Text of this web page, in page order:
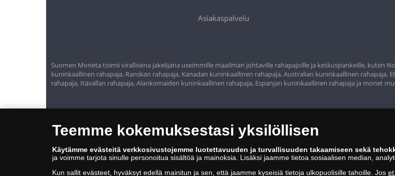
Asiakaspalvelu
Suomen Moneta toimii virallisena jakelijana useimmille maailman johtaville rahapajoille ja keskuspankeille, kuten
kuninkaallinen rahapaja, Ranskan rahapaja, Kanadan kuninkaallinen rahapaja, Australian kuninkaallinen rahapaja,
rahapaja, Itävallan rahapaja, Alankomaiden kuninkaallinen rahapaja, Espanjan kuninkaallinen rahapaja ja monet
Teemme kokemuksestasi yksilöllisen
Käytämme evästeitä verkkosivustojemme luotettavuuden ja turvallisuuden takaamiseen sekä
ja voimme tarjota sinulle personoitua sisältöä ja mainoksia. Lisäksi jaamme tietoa sosiaalisen median,
Kun sallit evästeet, hyväksyt edellä mainitun ja sen, että jaamme kyseisiä tietoja ulkopuolisille tahoille. Jos